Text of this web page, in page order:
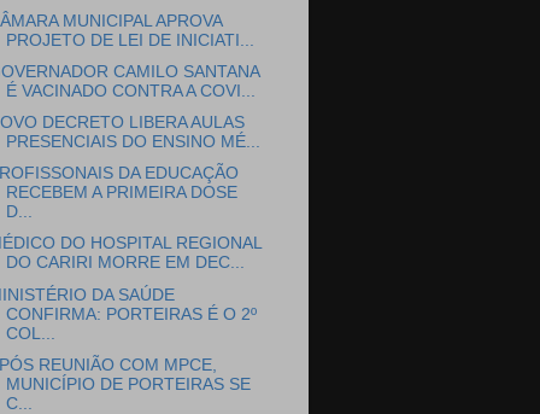
MUNICIPAL APROVA
PROJETO DE LEI DE INICIATI...
CAMILO SANTANA
É VACINADO CONTRA A COVI...
DECRETO LIBERA AULAS
PRESENCIAIS DO ENSINO MÉ...
DA EDUCAÇÃO
RECEBEM A PRIMEIRA DOSE
D...
DO HOSPITAL REGIONAL
DO CARIRI MORRE EM DEC...
DA SAÚDE
CONFIRMA: PORTEIRAS É O 2º
COL...
REUNIÃO COM MPCE,
MUNICÍPIO DE PORTEIRAS SE
C...